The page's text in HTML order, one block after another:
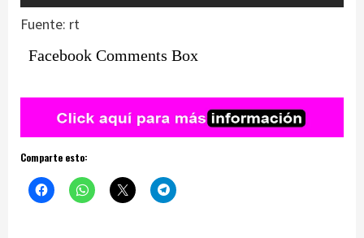
Fuente: rt
Facebook Comments Box
Comparte esto: